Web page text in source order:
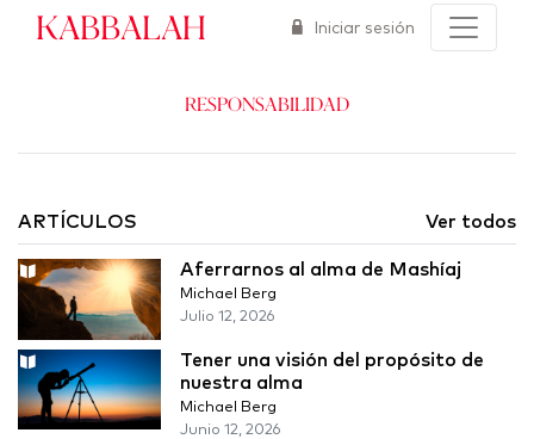
Kabbalah Iniciar sesión
Responsabilidad
ARTÍCULOS Ver todos
Aferrarnos al alma de Mashíaj
Michael Berg
Julio 12, 2026
Tener una visión del propósito de
nuestra alma
Michael Berg
Junio 12, 2026